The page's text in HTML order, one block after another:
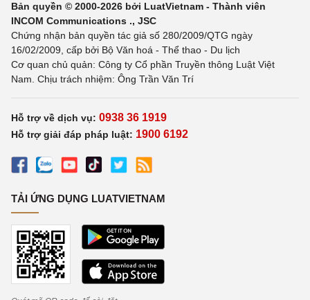
Bản quyền © 2000-2026 bởi LuatVietnam - Thành viên
INCOM Communications ., JSC
Chứng nhận bản quyền tác giả số 280/2009/QTG ngày
16/02/2009, cấp bởi Bộ Văn hoá - Thể thao - Du lịch
Cơ quan chủ quản: Công ty Cổ phần Truyền thông Luật Việt
Nam. Chịu trách nhiệm: Ông Trần Văn Trí
Hỗ trợ về dịch vụ: 0938 36 1919
Hỗ trợ giải đáp pháp luật: 1900 6192
TẢI ỨNG DỤNG LUATVIETNAM